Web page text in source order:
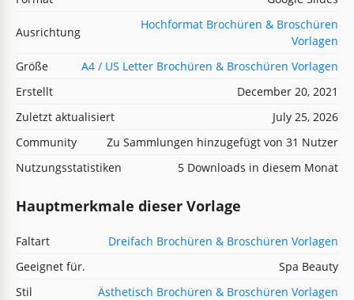
Ausrichtung
Hochformat Brochüren & Broschüren
Vorlagen
Größe
A4 / US Letter Brochüren & Broschüren Vorlagen
Erstellt
December 20, 2021
Zuletzt aktualisiert
July 25, 2026
Community
Zu Sammlungen hinzugefügt von 31 Nutzer
Nutzungsstatistiken
5 Downloads in diesem Monat
Hauptmerkmale dieser Vorlage
Faltart
Dreifach Brochüren & Broschüren Vorlagen
Geeignet für.
Spa Beauty
Stil
Ästhetisch Brochüren & Broschüren Vorlagen